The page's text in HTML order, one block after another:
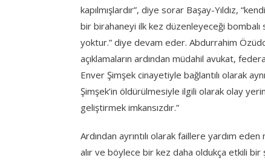
kapılmışlardır”, diye sorar Başay-Yıldız,
bir birahaneyi ilk kez düzenleyeceği bombalı
yoktur.” diye devam eder. Abdurrahim
açıklamaların ardından müdahil avukat,
Enver Şimşek cinayetiyle bağlantılı olarak
Şimşek’in öldürülmesiyle ilgili olarak olay
geliştirmek imkansızdır.”
Ardından ayrıntılı olarak faillere yardım
alır ve böylece bir kez daha oldukça etkili bir